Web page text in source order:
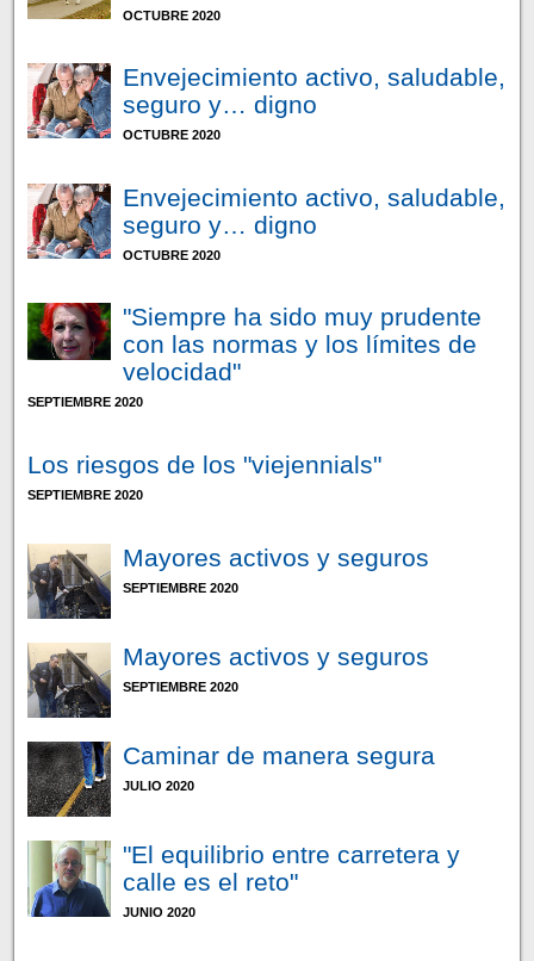
OCTUBRE 2020
Envejecimiento activo, saludable,
seguro y… digno
OCTUBRE 2020
Envejecimiento activo, saludable,
seguro y… digno
OCTUBRE 2020
"Siempre ha sido muy prudente
con las normas y los límites de
velocidad"
SEPTIEMBRE 2020
Los riesgos de los "viejennials"
SEPTIEMBRE 2020
Mayores activos y seguros
SEPTIEMBRE 2020
Mayores activos y seguros
SEPTIEMBRE 2020
Caminar de manera segura
JULIO 2020
"El equilibrio entre carretera y
calle es el reto"
JUNIO 2020